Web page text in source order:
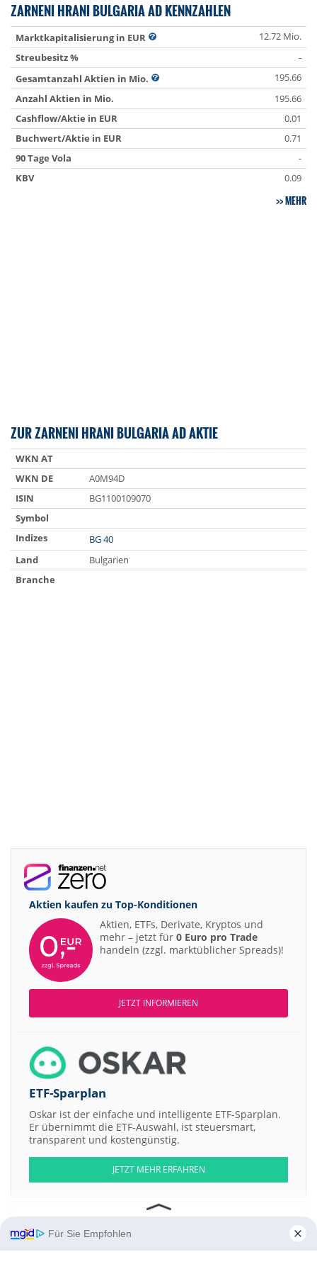
ZARNENI HRANI BULGARIA AD KENNZAHLEN
Marktkapitalisierung in EUR
12.72 Mio.
Streubesitz %
-
Gesamtanzahl Aktien in Mio.
195.66
Anzahl Aktien in Mio.
195.66
Cashflow/Aktie in EUR
0.01
Buchwert/Aktie in EUR
0.71
90 Tage Vola
-
KBV
0.09
MEHR
ZUR ZARNENI HRANI BULGARIA AD AKTIE
WKN AT
WKN DE
A0M94D
ISIN
BG1100109070
Symbol
Indizes
BG 40
Land
Bulgarien
Branche
Aktien kaufen zu Top-Konditionen
Aktien, ETFs, Derivate, Kryptos und
mehr – jetzt für 0 Euro pro Trade
handeln (zzgl. marktüblicher Spreads)!
JETZT INFORMIEREN
ETF-Sparplan
Oskar ist der einfache und intelligente ETF-Sparplan.
Er übernimmt die ETF-Auswahl, ist steuersmart,
transparent und kostengünstig.
JETZT MEHR ERFAHREN
Für Sie Empfohlen